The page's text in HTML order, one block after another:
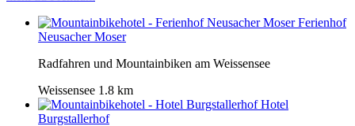
Ferienhof
Neusacher Moser
Radfahren und Mountainbiken am Weissensee
Weissensee 1.8 km
Hotel
Burgstallerhof